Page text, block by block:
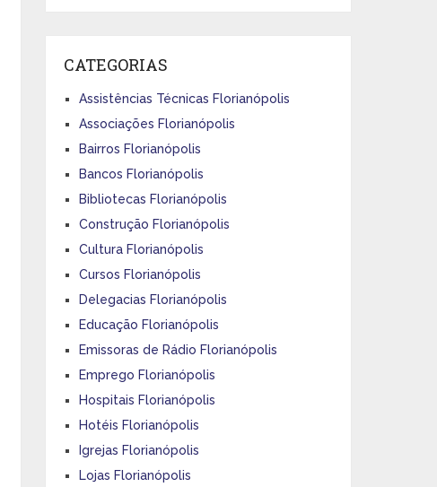
CATEGORIAS
Assistências Técnicas Florianópolis
Associações Florianópolis
Bairros Florianópolis
Bancos Florianópolis
Bibliotecas Florianópolis
Construção Florianópolis
Cultura Florianópolis
Cursos Florianópolis
Delegacias Florianópolis
Educação Florianópolis
Emissoras de Rádio Florianópolis
Emprego Florianópolis
Hospitais Florianópolis
Hotéis Florianópolis
Igrejas Florianópolis
Lojas Florianópolis